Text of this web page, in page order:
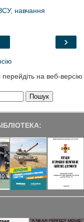
, навчання
›
на веб-версію